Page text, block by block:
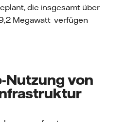
die insgesamt über
Megawatt verfügen
Nutzung von